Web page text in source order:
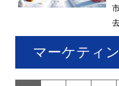
マーケティ